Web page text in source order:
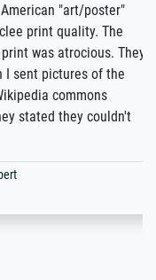
poster"
The
They
of the
couldn't